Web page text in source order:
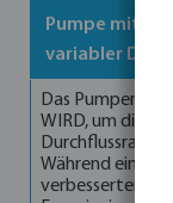
Pumpe mit
variabler
Das
WIRD, um die
Durchflussrate
Während einige
verbesserten